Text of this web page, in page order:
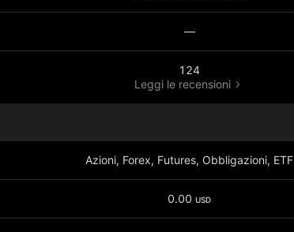
—
124
Leggi le recensioni
Azioni, Forex, Futures, Obbligazioni, ETF
0.00 USD